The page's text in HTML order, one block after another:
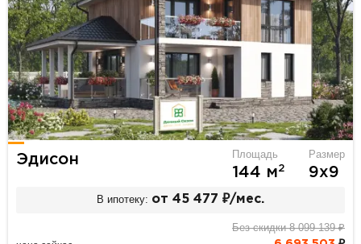
Эдисон Площадь
144 м2
Размер
9х9
В ипотеку: от 45 477 ₽/мес.
Без скидки 8 099 139 ₽